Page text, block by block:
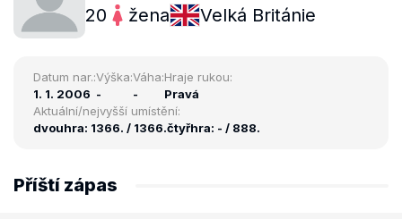
20 žena Velká Británie
Datum nar.:
1. 1. 2006
Výška:
-
Váha:
-
Hraje rukou:
Pravá
Aktuální/nejvyšší umístění:
dvouhra: 1366. / 1366.čtyřhra: - / 888.
Příští zápas